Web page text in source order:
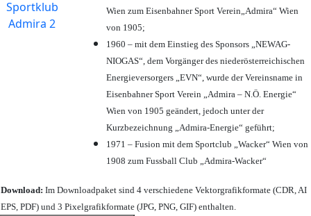
Wien zum Eisenbahner Sport Verein„Admira“ Wien
von 1905;
1960 – mit dem Einstieg des Sponsors „NEWAG-
NIOGAS“, dem Vorgänger des niederösterreichischen
Energieversorgers „EVN“, wurde der Vereinsname in
Eisenbahner Sport Verein „Admira – N.Ö. Energie“
Wien von 1905 geändert, jedoch unter der
Kurzbezeichnung „Admira-Energie“ geführt;
1971 – Fusion mit dem Sportclub „Wacker“ Wien von
1908 zum Fussball Club „Admira-Wacker“
Download: Im Downloadpaket sind 4 verschiedene Vektorgrafikformate (CDR, AI
EPS, PDF) und 3 Pixelgrafikformate (JPG, PNG, GIF) enthalten.